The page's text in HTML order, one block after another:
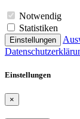
Notwendig
Statistiken
Einstellungen
Einstel­lungen
×